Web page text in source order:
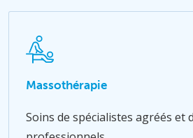
Massothérapie
Soins de spécialistes agréés et